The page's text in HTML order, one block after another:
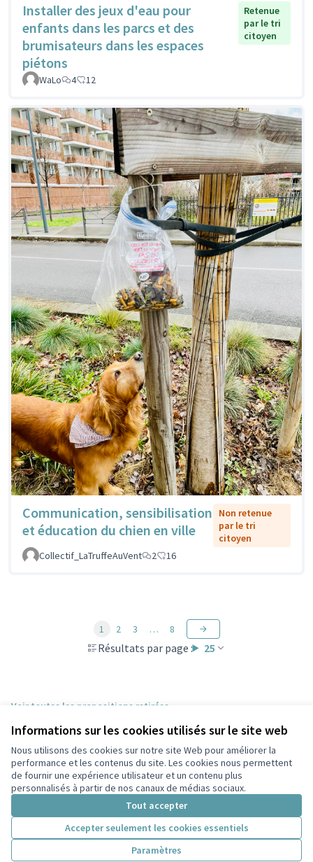
Informations sur les cookies utilisés sur le site web
Nous utilisons des cookies sur notre site Web pour améliorer la
performance et les contenus du site. Les cookies nous permettent
de fournir une expérience utilisateur et un contenu plus
personnalisés à partir de nos canaux de médias sociaux.
Tout accepter
Accepter seulement les cookies essentiels
Paramètres
Installer des jeux d'eau pour
enfants dans les parcs et des
brumisateurs dans les espaces
piétons
Retenue
par le tri
citoyen
WaLo 4 12
Communication, sensibilisation
et éducation du chien en ville
Non retenue
par le tri
citoyen
Collectif_LaTruffeAuVent
2 16
Résultats par page : 25
1 2 3 … 8
Voir toutes les propositions retirées
Conditions d'utilisation
Paramètres des cookies
Participez Villeurbanne sur X
(Lien externe)
Participez Villeurbanne sur Facebook
Participez Villeurbanne sur Instagram
Participez Villeurbanne sur YouTube
(Lien externe)
Site réalisé grâce aulogiciel libre Decidim .
Licence
(Lien